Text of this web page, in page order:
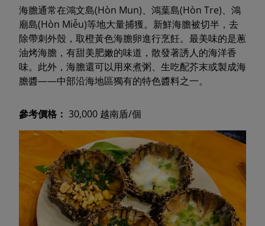
海膽通常在鴻文島(Hòn Mun)、鴻葉島(Hòn Tre)、鴻
廟島(Hòn Miễu)等地大量捕獲。新鮮海膽被切半，去
除帶刺外殼，取橙黃色海膽卵進行烹飪。最美味的是蔥
油烤海膽，有甜美肥嫩的味道，散發著誘人的海洋香
味。此外，海膽還可以用來煮粥、生吃配芥末或製成海
膽醬——中部沿海地區獨有的特色醬料之一。
參考價格： 30,000 越南盾/個